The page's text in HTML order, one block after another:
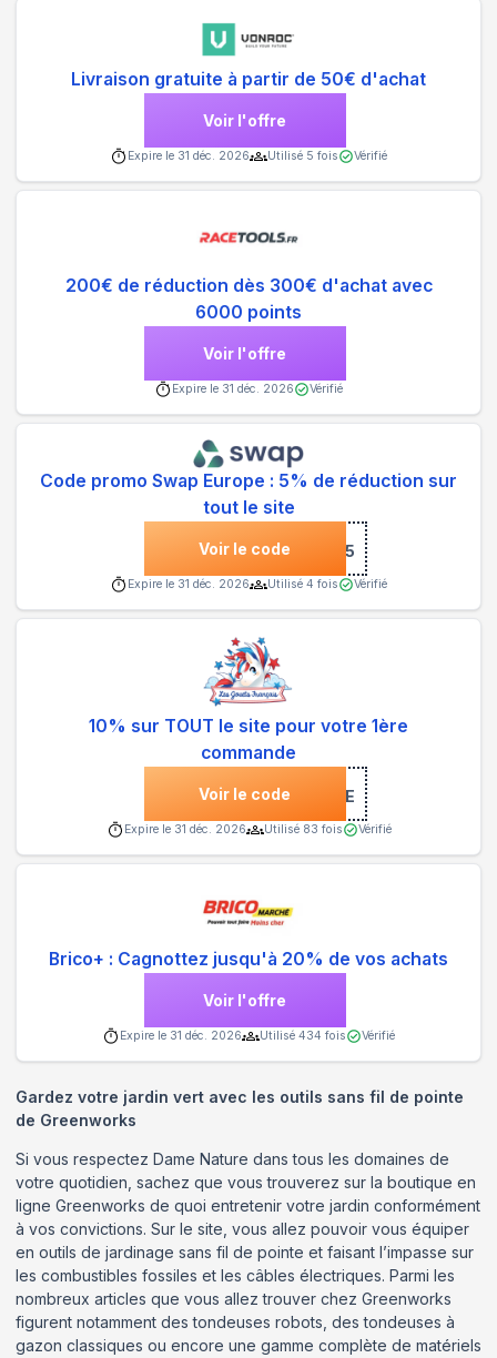
Livraison gratuite à partir de 50€ d'achat
Voir l'offre
Expire le 31 déc. 2026 Utilisé 5 fois Vérifié
200€ de réduction dès 300€ d'achat avec
6000 points
Voir l'offre
Expire le 31 déc. 2026 Vérifié
Code promo Swap Europe : 5% de réduction sur
tout le site
Voir le code ***P5
Expire le 31 déc. 2026 Utilisé 4 fois Vérifié
10% sur TOUT le site pour votre 1ère
commande
Voir le code***NVENUE
Expire le 31 déc. 2026 Utilisé 83 fois Vérifié
Brico+ : Cagnottez jusqu'à 20% de vos achats
Voir l'offre
Expire le 31 déc. 2026 Utilisé 434 fois Vérifié
Gardez votre jardin vert avec les outils sans fil de pointe
de Greenworks
Si vous respectez Dame Nature dans tous les domaines de
votre quotidien, sachez que vous trouverez sur la boutique en
ligne Greenworks de quoi entretenir votre jardin conformément
à vos convictions. Sur le site, vous allez pouvoir vous équiper
en outils de jardinage sans fil de pointe et faisant l’impasse sur
les combustibles fossiles et les câbles électriques. Parmi les
nombreux articles que vous allez trouver chez Greenworks
figurent notamment des tondeuses robots, des tondeuses à
gazon classiques ou encore une gamme complète de matériels